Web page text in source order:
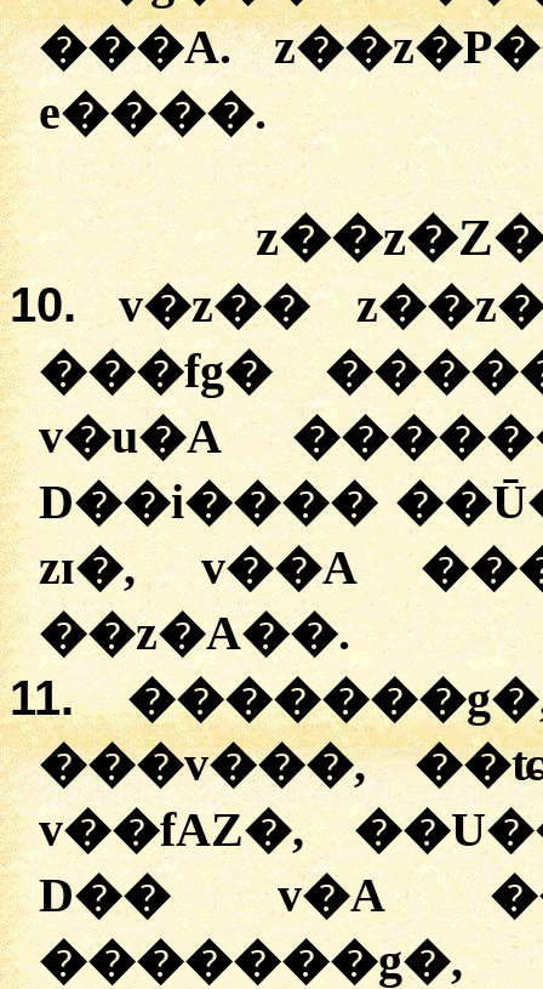
���A.
e����.
10.
v�z��
���fg�
v�u�A
D��i����
zɪ�, v��A
��z�A��.
11.
���v���,
v��fAZ�,
D�� v�A
�������g�,